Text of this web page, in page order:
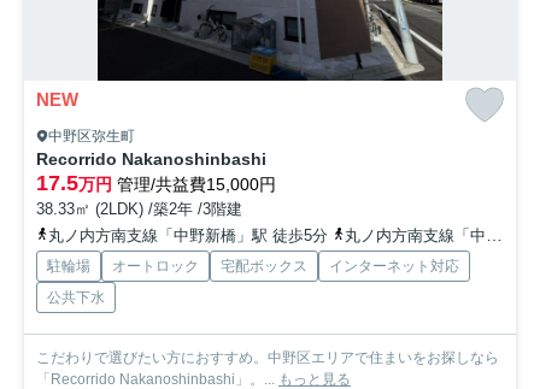
NEW
中野区弥生町
Recorrido Nakanoshinbashi
17.5万円 管理/共益費15,000円
38.33㎡ (2LDK) /築2年 /3階建
丸ノ内方南支線「中野新橋」駅 徒歩5分
丸ノ内方南支線「中野富士見町」駅 徒歩9分
駐輪場 オートロック 宅配ボックス
インターネット対応
公共下水
こだわりで選びたい方におすすめ。中野区エリアで住まいをお探しなら
「Recorrido Nakanoshinbashi」。...
もっと見る